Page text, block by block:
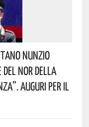
Nunzio
NOR Della
Auguri Per Il